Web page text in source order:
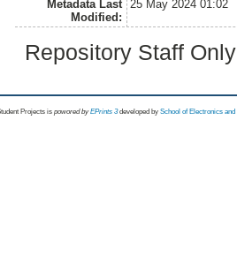
Metadata Last
Modified:
25 May 2024 01:02
Repository Staff
Projects is powored byEPrints 3 developed by School of Electronics